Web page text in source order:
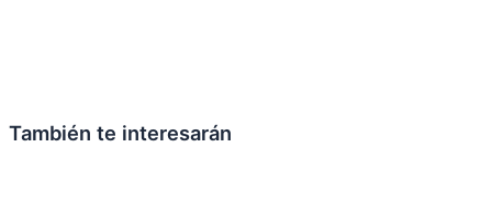
También te interesarán